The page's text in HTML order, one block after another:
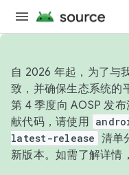
自 2026 年起，为了与
致，并确保生态系统的
第 4 季度向 AOSP 发
献代码，请使用
latest-release 清单
新版本。如需了解详情